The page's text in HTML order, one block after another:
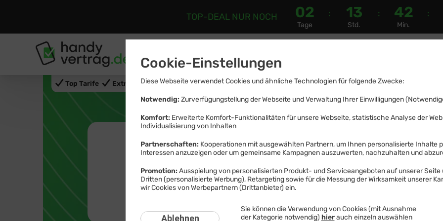
TOP-DEAL NUR NOCH 02
Tage
: 13
Std.
: 42
Min.
:
Extra günstig
Top Tarife
Black Friday
Handyvertrag Angebote
Black Deals 2025 – Nicht mehr verfügbar
Cookie-Einstellungen
Diese Webseite verwendet Cookies und ähnliche Technologien für folgende Zwecke:
Notwendig: Zurverfügungstellung der Webseite und Verwaltung Ihrer Einwilligungen
Komfort: Erweiterte Komfort-Funktionalitäten für unsere Webseite, statistische Analyse der
Individualisierung von Inhalten
Partnerschaften: Kooperationen mit ausgewählten Partnern, um Ihnen personalisierte Inhalte
Interessen anzuzeigen oder um gemeinsame Kampagnen auszuwerten, nachzuhalten und
Promotion: Ausspielung von personalisierten Produkt- und Serviceangeboten auf unserer Seite
Dritten (personalisierte Werbung), Retargeting sowie für die Messung der Wirksamkeit unserer
wir Cookies von Werbepartnern (Drittanbieter) ein.
Ablehnen
Sie können die Verwendung von Cookies (mit Ausnahme
der Kategorie notwendig) hierauch einzeln auswählen